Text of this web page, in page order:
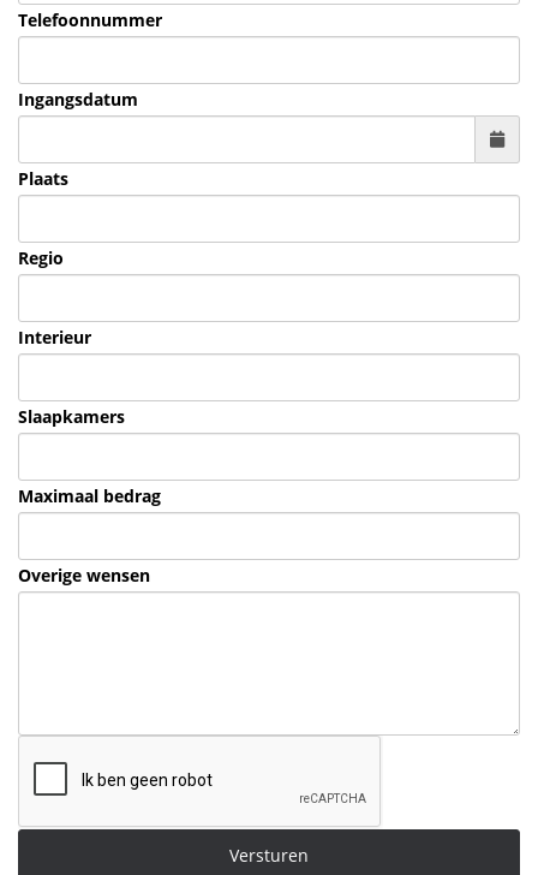
Telefoonnummer
Ingangsdatum
Plaats
Regio
Interieur
Slaapkamers
Maximaal bedrag
Overige wensen
Versturen